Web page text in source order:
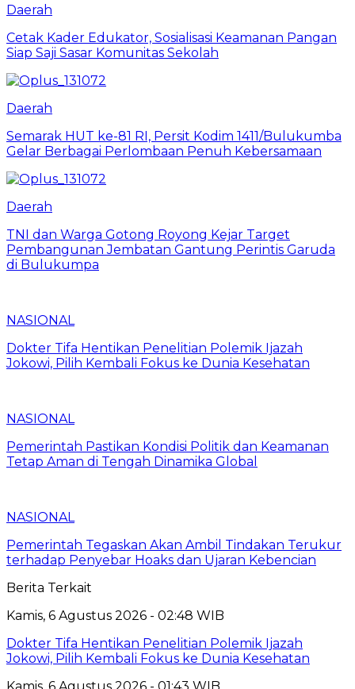
Daerah
Cetak Kader Edukator, Sosialisasi Keamanan Pangan
Siap Saji Sasar Komunitas Sekolah
Daerah
Semarak HUT ke-81 RI, Persit Kodim 1411/Bulukumba
Gelar Berbagai Perlombaan Penuh Kebersamaan
Daerah
TNI dan Warga Gotong Royong Kejar Target
Pembangunan Jembatan Gantung Perintis Garuda
di Bulukumpa
NASIONAL
Dokter Tifa Hentikan Penelitian Polemik Ijazah
Jokowi, Pilih Kembali Fokus ke Dunia Kesehatan
NASIONAL
Pemerintah Pastikan Kondisi Politik dan Keamanan
Tetap Aman di Tengah Dinamika Global
NASIONAL
Pemerintah Tegaskan Akan Ambil Tindakan Terukur
terhadap Penyebar Hoaks dan Ujaran Kebencian
Berita Terkait
Kamis, 6 Agustus 2026 - 02:48 WIB
Dokter Tifa Hentikan Penelitian Polemik Ijazah
Jokowi, Pilih Kembali Fokus ke Dunia Kesehatan